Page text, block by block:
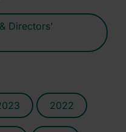
Directors'
2022